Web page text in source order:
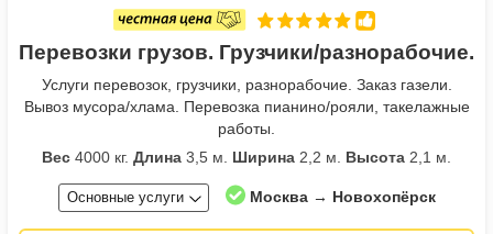
Перевозки грузов. Грузчики/разнорабочие.
Услуги перевозок, грузчики, разнорабочие. Заказ газели.
Вывоз мусора/хлама. Перевозка пианино/рояли, такелажные
работы.
Вес 4000 кг. Длина 3,5 м. Ширина 2,2 м. Высота 2,1 м.
Основные услуги Москва → Новохопёрск